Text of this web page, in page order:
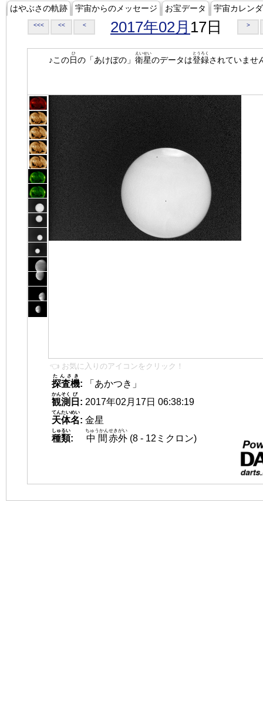
はやぶさの軌跡 宇宙からのメッセージ お宝データ 宇宙カレン
<<< << < 2017年02月 17日 >
♪この日
ひ
の「あけぼの」 衛星
えいせい
のデータは登録
とうろく
されていませ
👈 お気に入りのアイコンをクリック！
探査機
たんさき
:
「あかつき」
観測
かんそく
日
び
: 2017年02月17日 06:38:19
天体名
てんたいめい
: 金星
種類
しゅるい
: 中間
ちゅうかん
赤外
せきがい
(8 - 12ミクロン)